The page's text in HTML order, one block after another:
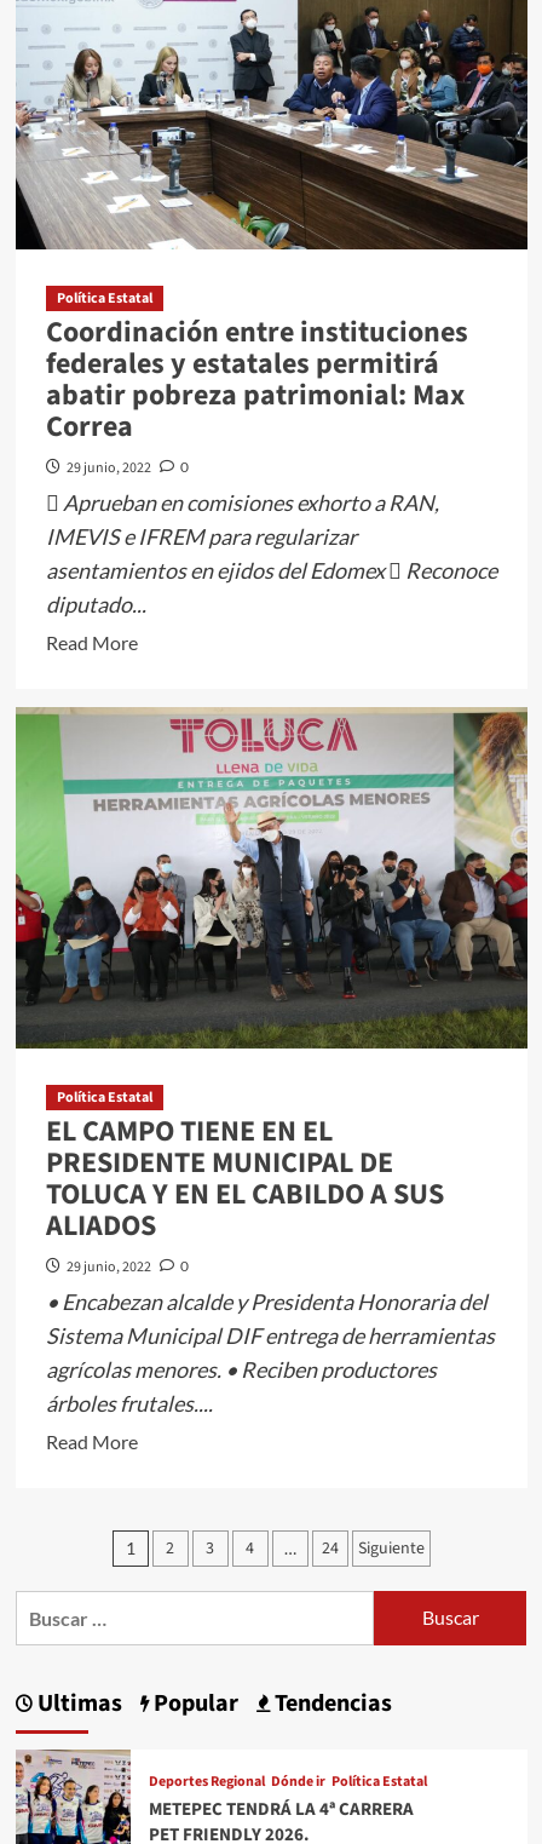
DIGNIFICACIÓN
POLICÍACA
DEBE
ESTAR
TODOS
LOS
DÍAS
EN
AGENDA
NACIONAL
Política Estatal
Coordinación entre instituciones
federales y estatales permitirá
abatir pobreza patrimonial: Max
Correa
29 junio, 2022 0
 Aprueban en comisiones exhorto a RAN,
IMEVIS e IFREM para regularizar
asentamientos en ejidos del Edomex  Reconoce
diputado...
Read MoreRead
about
Coordinación
instituciones
federales
estatales
permitirá
abatir
pobreza
patrimonial:
Max
Política Estatal
EL CAMPO TIENE EN EL
PRESIDENTE MUNICIPAL DE
TOLUCA Y EN EL CABILDO A SUS
ALIADOS
29 junio, 2022 0
• Encabezan alcalde y Presidenta Honoraria del
Sistema Municipal DIF entrega de herramientas
agrícolas menores. • Reciben productores
árboles frutales....
Read MoreRead
EL
CAMPO
TIENE
EL
MUNICIPAL
TOLUCA
EN
Paginación
de
1 2 3 4 … 24 Siguiente
Ultimas Popular Tendencias
Deportes Regional Dónde ir Política Estatal
METEPEC TENDRÁ LA 4ª CARRERA
PET FRIENDLY 2026.